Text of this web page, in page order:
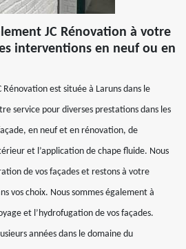
JC Rénovation à votre
interventions en neuf ou en
Rénovation est située à Laruns dans le
service pour diverses prestations dans les
en neuf et en rénovation, de
et l’application de chape fluide. Nous
de vos façades et restons à votre
vos choix. Nous sommes également à
et l’hydrofugation de vos façades.
années dans le domaine du